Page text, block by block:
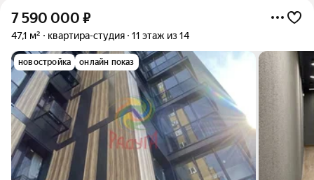
7 590 000 ₽
47,1 м² квартира-студия 11 этаж из 14
новостройка онлайн показ